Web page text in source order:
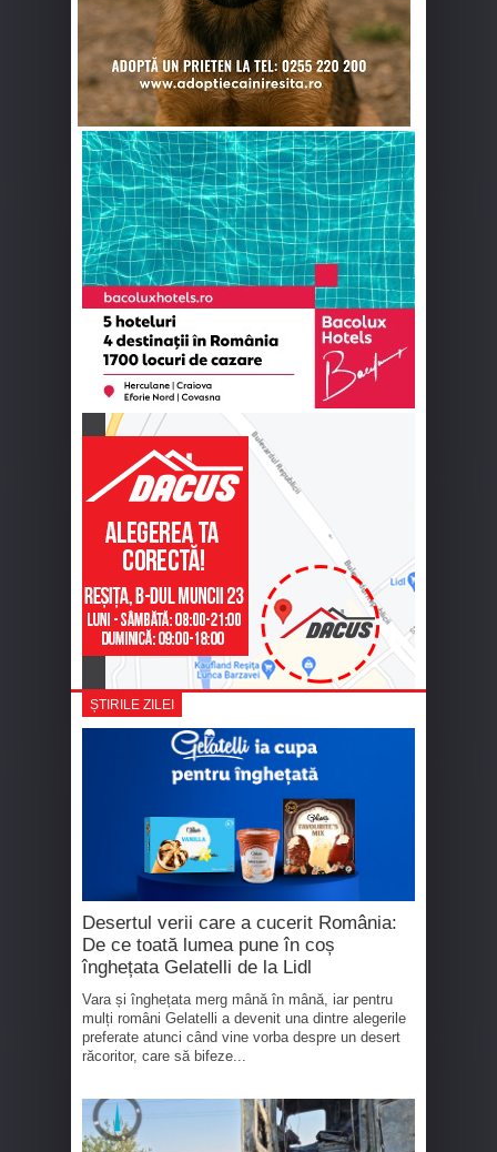
ȘTIRILE ZILEI
Desertul verii care a cucerit România:
De ce toată lumea pune în coș
înghețata Gelatelli de la Lidl
Vara și înghețata merg mână în mână, iar pentru
mulți români Gelatelli a devenit una dintre alegerile
preferate atunci când vine vorba despre un desert
răcoritor, care să bifeze...